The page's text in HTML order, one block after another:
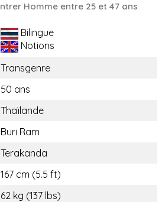
Homme entre 25 et 47 ans
Bilingue
Notions
Transgenre
50 ans
Thaïlande
Buri Ram
Terakanda
167 cm (5.5 ft)
62 kg (137 lbs)